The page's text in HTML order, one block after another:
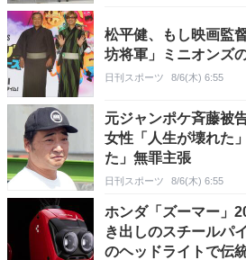
松平健、もし映画監
坊将軍」ミニオンズ
日刊スポーツ 8/6(木) 6:55
元ジャンポケ斉藤被
女性「人生が壊れた
た」無罪主張
日刊スポーツ 8/6(木) 6:55
ホンダ「ズーマー」
き出しのスチールパ
のヘッドライトで伝